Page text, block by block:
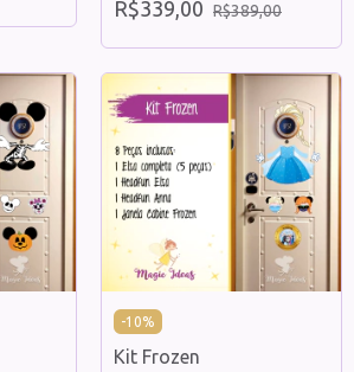
R$339,00 R$389,00
-10%
Kit Frozen